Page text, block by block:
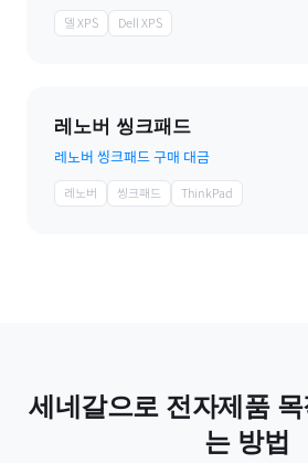
델 XPS Dell XPS
레노버 씽크패드
레노버 씽크패드 구매 대금
레노버 씽크패드 ThinkPad
세네갈으로 전자제품
는 방법